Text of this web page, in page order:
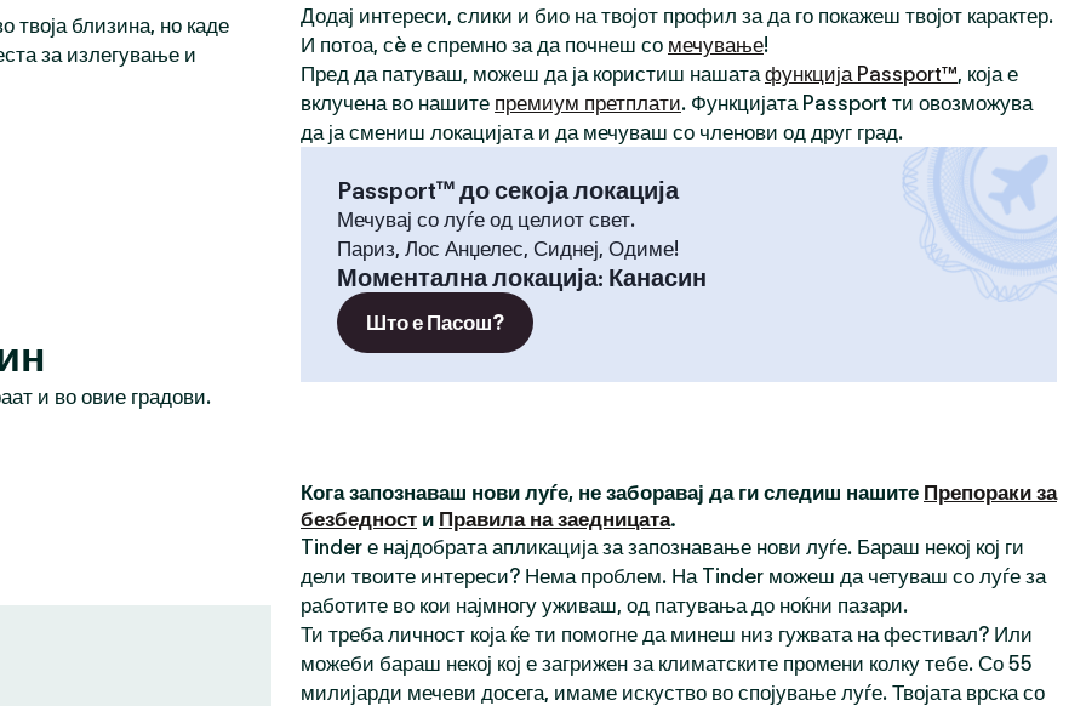
твоја близина, но каде
за излегување и
и во овие градови.
Додај интереси, слики и био на твојот профил за да го покажеш твојот карактер.
И потоа, сè е спремно за да почнеш со мечување!
Пред да патуваш, можеш да ја користиш нашатафункција Passport™, која е
вклучена во нашите премиум претплати. Функцијата Passport ти овозможува
да ја смениш локацијата и да мечуваш со членови од друг град.
Passport™ до секоја локација
Мечувај со луѓе од целиот свет.
Париз, Лос Анџелес, Сиднеј, Одиме!
Моментална локација: Канасин
Што е Пасош?
Кога запознаваш нови луѓе, не заборавај да ги следиш нашите Препораки за
безбедност и Правила на заедницата.
Tinder е најдобрата апликација за запознавање нови луѓе. Бараш некој кој ги
дели твоите интереси? Нема проблем. На Tinder можеш да четуваш со луѓе за
работите во кои најмногу уживаш, од патувања до ноќни пазари.
Ти треба личност која ќе ти помогне да минеш низ гужвата на фестивал? Или
можеби бараш некој кој е загрижен за климатските промени колку тебе. Со 55
милијарди мечеви досега, имаме искуство во спојување луѓе. Твојата врска со